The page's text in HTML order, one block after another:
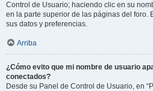
Control de Usuario; haciendo clic en su
en la parte superior de las páginas del foro.
sus datos y preferencias.
Arriba
¿Cómo evito que mi nombre de usuario
conectados?
Desde su Panel de Control de Usuario, en